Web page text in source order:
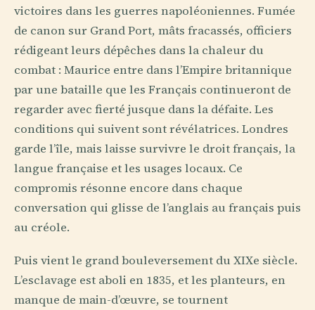
victoires dans les guerres napoléoniennes. Fumée
de canon sur Grand Port, mâts fracassés, officiers
rédigeant leurs dépêches dans la chaleur du
combat : Maurice entre dans l’Empire britannique
par une bataille que les Français continueront de
regarder avec fierté jusque dans la défaite. Les
conditions qui suivent sont révélatrices. Londres
garde l’île, mais laisse survivre le droit français, la
langue française et les usages locaux. Ce
compromis résonne encore dans chaque
conversation qui glisse de l’anglais au français puis
au créole.
Puis vient le grand bouleversement du XIXe siècle.
L’esclavage est aboli en 1835, et les planteurs, en
manque de main-d’œuvre, se tournent